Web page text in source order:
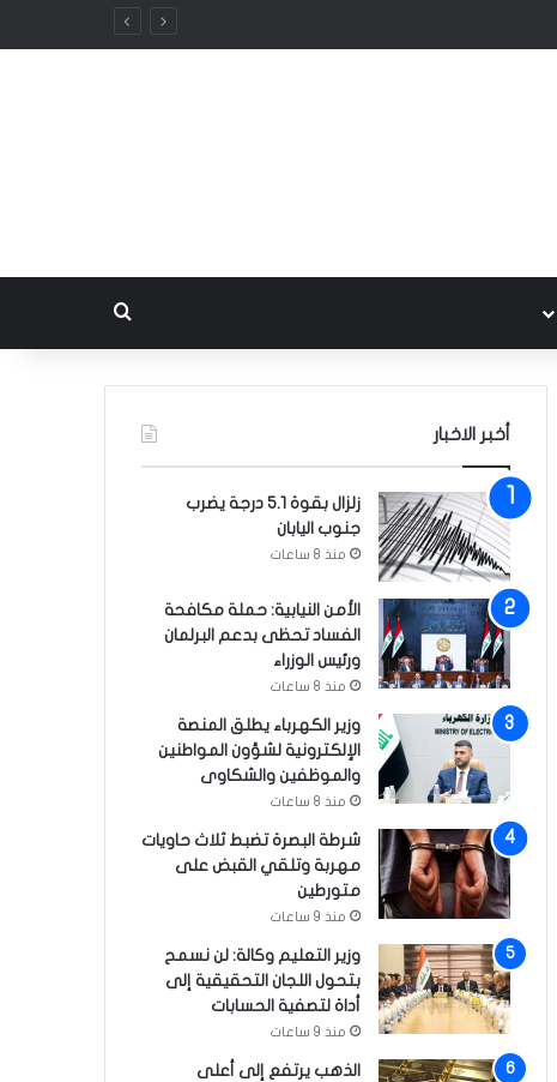
أخبر الاخبار
زلزال بقوة 5.1 درجة يضرب
جنوب اليابان
منذ 8 ساعات
الأمن النيابية: حملة مكافحة
الفساد تحظى بدعم البرلمان
ورئيس الوزراء
منذ 8 ساعات
وزير الكهرباء يطلق المنصة
الإلكترونية لشؤون المواطنين
والموظفين والشكاوى
منذ 8 ساعات
شرطة البصرة تضبط ثلاث حاويات
مهربة وتلقي القبض على
متورطين
منذ 9 ساعات
وزير التعليم وكالة: لن نسمح
بتحول اللجان التحقيقية إلى
أداة لتصفية الحسابات
منذ 9 ساعات
الذهب يرتفع إلى أعلى